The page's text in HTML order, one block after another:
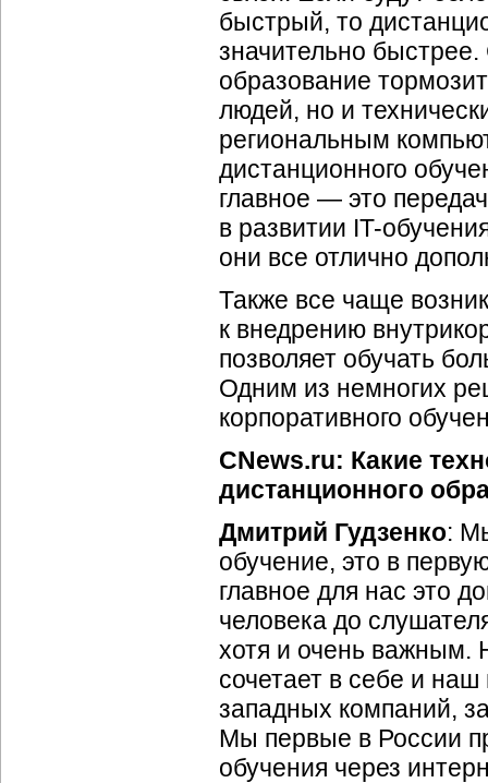
быстрый, то
значительно
образование
людей, но и
региональным
дистанционного
главное — это
в развитии IT-
они все отлично
Также все чаще
к внедрению
позволяет обучать
Одним из немногих
корпоративного
CNews.ru: Какие
дистанционного
Дмитрий Гудзенко:
обучение, это в
главное для нас это
человека до
хотя и очень важным.
сочетает в себе и
западных компаний,
Мы первые в России
обучения через